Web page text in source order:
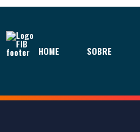
HOME SOBRE